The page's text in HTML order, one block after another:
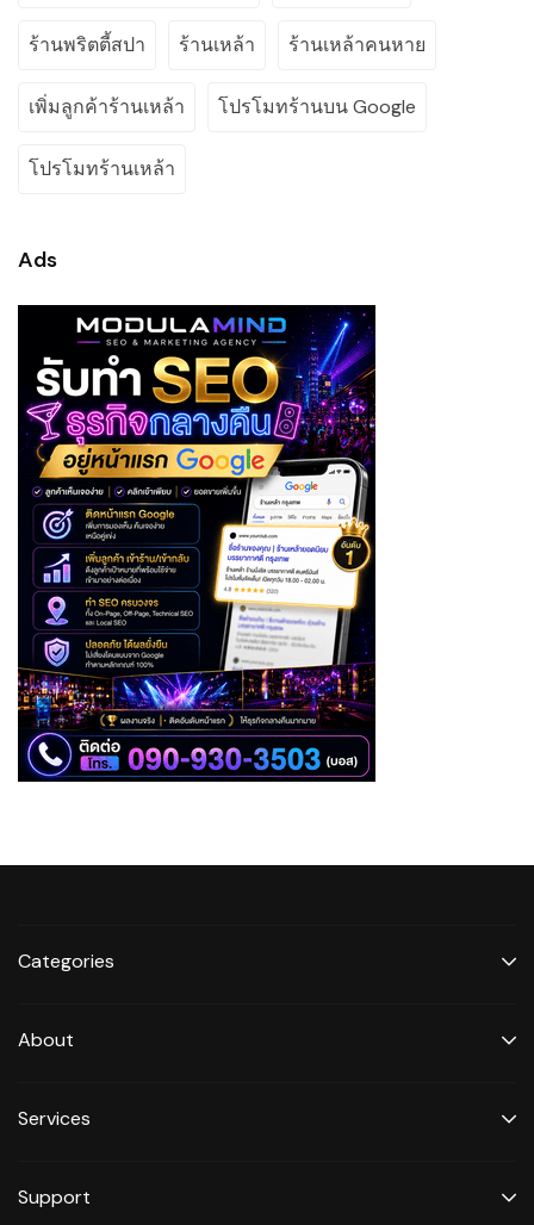
ร้านพริตตี้สปา ร้านเหล้า ร้านเหล้าคนหาย
เพิ่มลูกค้าร้านเหล้า โปรโมทร้านบน Google
โปรโมทร้านเหล้า
Ads
Categories
About
Services
Support